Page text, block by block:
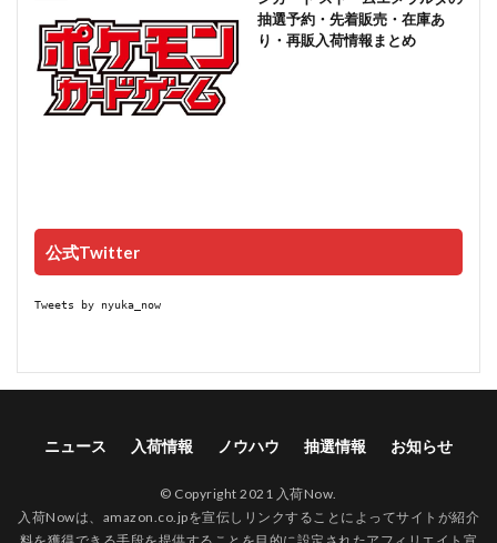
抽選予約・先着販売・在庫あ
り・再販入荷情報まとめ
公式Twitter
Tweets by nyuka_now
ニュース 入荷情報 ノウハウ 抽選情報 お知らせ
© Copyright 2021 入荷Now.
入荷Nowは、amazon.co.jpを宣伝しリンクすることによってサイトが紹介
料を獲得できる手段を提供することを目的に設定されたアフィリエイト宣